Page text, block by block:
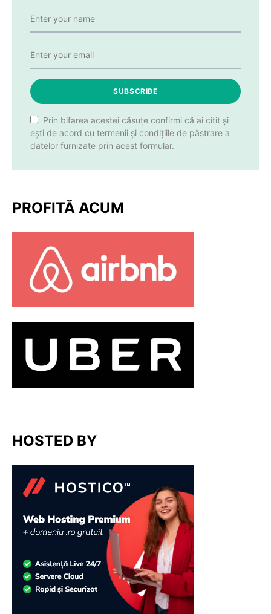
SUBSCRIBE
Prin bifarea acestei căsuțe confirmi că ai citit și
ești de acord cu termenii și condițiile de păstrare a
datelor furnizate prin acest formular.
PROFITĂ ACUM
HOSTED BY